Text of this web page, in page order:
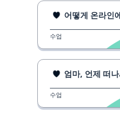
어떻게 온라인
수업
엄마, 언제 떠
수업